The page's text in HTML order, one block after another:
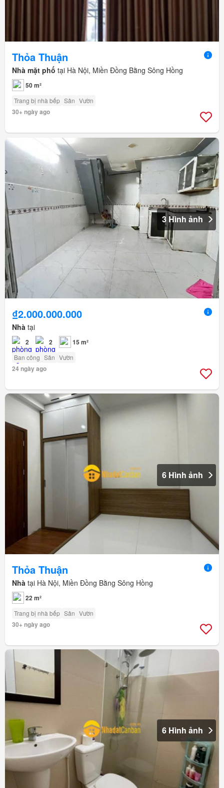
Thỏa Thuận
Nhà mặt phố tại Hà Nội, Miền Đồng Bằng Sông Hồng
50 m²
Trang bị nhà bếp Sân Vườn
30+ ngày ago
3 Hình ảnh
₫2.000.000.000
Nhà tại
2 2 15 m²
Ban công Sân Vườn
24 ngày ago
6 Hình ảnh
Thỏa Thuận
Nhà tại Hà Nội, Miền Đồng Bằng Sông Hồng
22 m²
Trang bị nhà bếp Sân Vườn
30+ ngày ago
6 Hình ảnh